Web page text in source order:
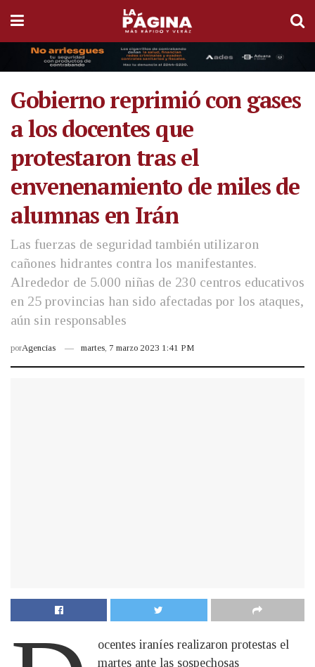
Gobierno reprimió con gases
a los docentes que
protestaron tras el
envenenamiento de miles de
alumnas en Irán
Las fuerzas de seguridad también utilizaron
cañones hidrantes contra los manifestantes.
Alrededor de 5.000 niñas de 230 centros educativos
en 25 provincias han sido afectadas por los ataques,
aún sin responsables
porAgencias martes, 7 marzo 2023 1:41 PM
ocentes iraníes realizaron protestas el
martes ante las sospechosas